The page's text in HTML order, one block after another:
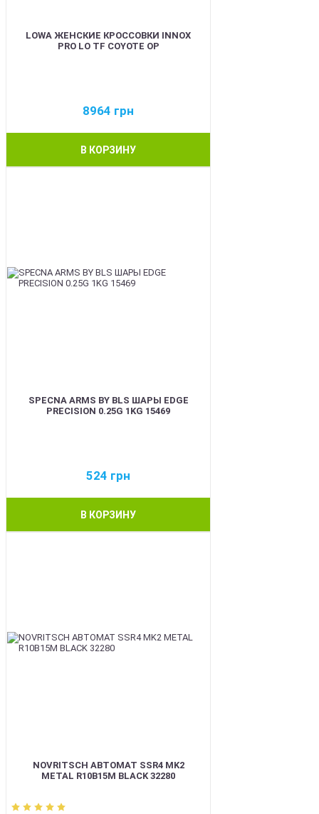
LOWA ЖЕНСКИЕ КРОССОВКИ INNOX
PRO LO TF COYOTE OP
8964 грн
В КОРЗИНУ
SPECNA ARMS BY BLS ШАРЫ EDGE
PRECISION 0.25G 1KG 15469
524 грн
В КОРЗИНУ
NOVRITSCH АВТОМАТ SSR4 MK2
METAL R10B15M BLACK 32280